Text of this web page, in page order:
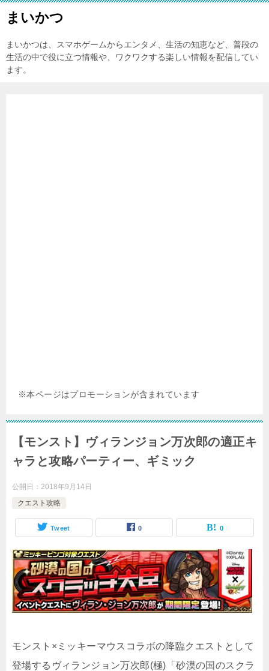
まいかつ
まいかつは、スマホゲームからエンタメ、生活の知恵など、普段の
生活の中で役に立つ情報や、ワクワクする楽しい情報を配信してい
ます。
※本ページはプロモーションが含まれています
【モンスト】ヴィランジョン万次郎の適正キ
ャラと攻略パーティー、ギミック
公開日： 2018年9月14日
クエスト攻略
Tweet 0 0
モンスト×ミッキーマウスコラボの降臨クエストとして
登場するヴィランジョン万次郎(極)「砂漠の国のスクラ